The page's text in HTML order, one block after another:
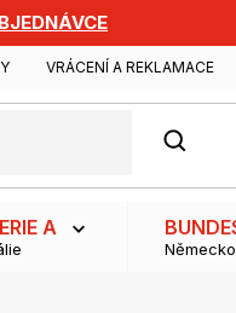
VRÁCENÍ A REKLAMACE
HLEDAT
A
Německo